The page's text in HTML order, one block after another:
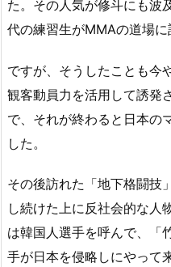
た。その人気が修斗にも波
代の練習生がMMAの道場に
ですが、そうしたことも今
観客動員力を活用して誘発
で、それが終わると日本の
した。
その後訪れた「地下格闘技
し続けた上に反社会的な人
は韓国人選手を呼んで、「
手が日本を侵略しにやって